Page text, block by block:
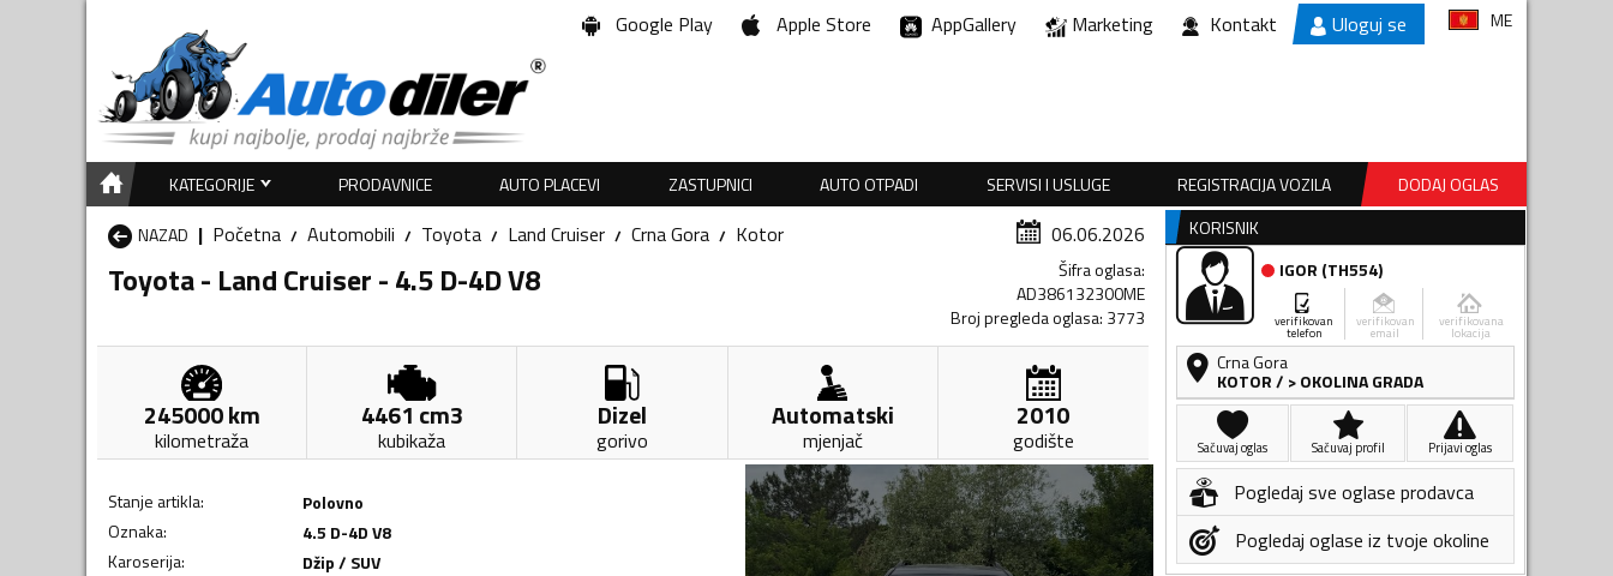
Google Play Apple Store AppGallery Marketing Kontakt Uloguj se ME
KATEGORIJE PRODAVNICE AUTO PLACEVI ZASTUPNICI AUTO OTPADI SERVISI I USLUGE REGISTRACIJA VOZILA
DODAJ OGLAS
NAZAD
Početna Automobili Toyota Land Cruiser Crna Gora Kotor 06.06.2026
Toyota - Land Cruiser - 4.5 D-4D V8 Šifra oglasa:
AD386132300ME
Broj pregleda oglasa: 3773
245000km
kilometraža
4461 cm3
kubikaža
Dizel
gorivo
Automatski
mjenjač
2010
godište
Stanje artikla:
Polovno
Oznaka:
4.5 D-4D V8
Karoserija:
Džip / SUV
KORISNIK
IGOR (TH554)
verifikovan
telefon
verifikovan
email
verifikovana
lokacija
Crna Gora
KOTOR/ > OKOLINA GRADA
Sačuvaj oglas Sačuvaj profil Prijavi oglas
Pogledaj sve oglase prodavca
Pogledaj oglase iz tvoje okoline